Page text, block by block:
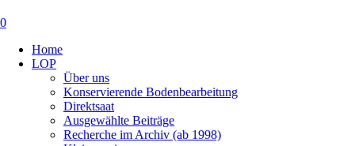
0
überspringen
Home
LOP
Über uns
Konservierende Bodenbearbeitung
Direktsaat
Ausgewählte Beiträge
Recherche im Archiv (ab 1998)